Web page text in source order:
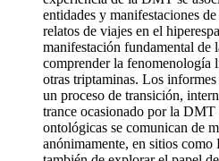
entidades y manifestaciones
relatos de viajes en el
manifestación fundamental de
comprender la
otras triptaminas. Los
un proceso de transición,
trance ocasionado por la
ontológicas se comunican de
anónimamente, en sitios